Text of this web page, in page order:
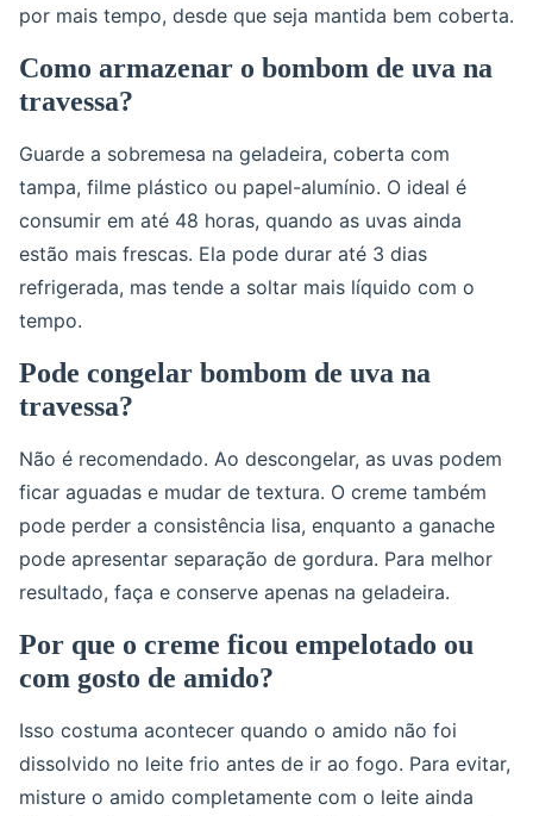
por mais tempo, desde que seja mantida bem coberta.
Como armazenar o bombom de uva na
travessa?
Guarde a sobremesa na geladeira, coberta com
tampa, filme plástico ou papel-alumínio. O ideal é
consumir em até 48 horas, quando as uvas ainda
estão mais frescas. Ela pode durar até 3 dias
refrigerada, mas tende a soltar mais líquido com o
tempo.
Pode congelar bombom de uva na
travessa?
Não é recomendado. Ao descongelar, as uvas podem
ficar aguadas e mudar de textura. O creme também
pode perder a consistência lisa, enquanto a ganache
pode apresentar separação de gordura. Para melhor
resultado, faça e conserve apenas na geladeira.
Por que o creme ficou empelotado ou
com gosto de amido?
Isso costuma acontecer quando o amido não foi
dissolvido no leite frio antes de ir ao fogo. Para evitar,
misture o amido completamente com o leite ainda